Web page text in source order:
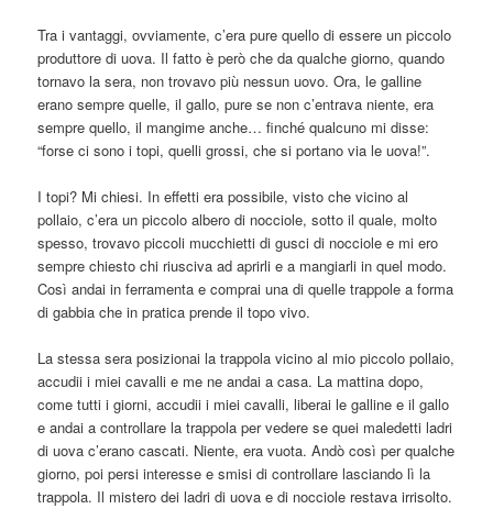
Tra i vantaggi, ovviamente, c’era pure quello di essere un piccolo
produttore di uova. Il fatto è però che da qualche giorno, quando
tornavo la sera, non trovavo più nessun uovo. Ora, le galline
erano sempre quelle, il gallo, pure se non c’entrava niente, era
sempre quello, il mangime anche… finché qualcuno mi disse:
“forse ci sono i topi, quelli grossi, che si portano via le uova!”.
I topi? Mi chiesi. In effetti era possibile, visto che vicino al
pollaio, c’era un piccolo albero di nocciole, sotto il quale, molto
spesso, trovavo piccoli mucchietti di gusci di nocciole e mi ero
sempre chiesto chi riusciva ad aprirli e a mangiarli in quel modo.
Così andai in ferramenta e comprai una di quelle trappole a forma
di gabbia che in pratica prende il topo vivo.
La stessa sera posizionai la trappola vicino al mio piccolo pollaio,
accudii i miei cavalli e me ne andai a casa. La mattina dopo,
come tutti i giorni, accudii i miei cavalli, liberai le galline e il gallo
e andai a controllare la trappola per vedere se quei maledetti ladri
di uova c’erano cascati. Niente, era vuota. Andò così per qualche
giorno, poi persi interesse e smisi di controllare lasciando lì la
trappola. Il mistero dei ladri di uova e di nocciole restava irrisolto.